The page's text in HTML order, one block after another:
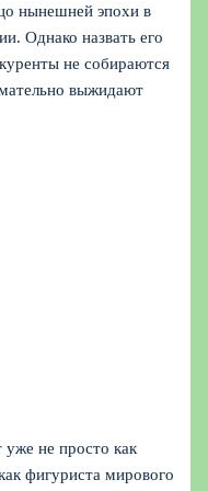
нынешней эпохи в
Однако назвать его
не собираются
выжидают
не просто как
фигуриста мирового